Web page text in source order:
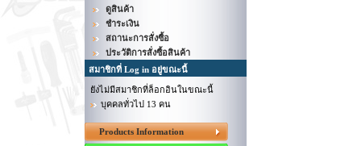
ดูสินค้า
ชำระเงิน
สถานะการสั่งซื้อ
ประวัติการสั่งซื้อสินค้า
สมาชิกที่ Log in อยู่ขณะนี้
ยังไม่มีสมาชิกที่ล็อกอินในขณะนี้
บุคคลทั่วไป 13 คน
Products Information